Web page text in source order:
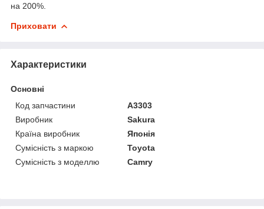
на 200%.
Приховати
Характеристики
Основні
Код запчастини
A3303
Виробник
Sakura
Країна виробник
Японія
Сумісність з маркою
Toyota
Сумісність з моделлю
Camry